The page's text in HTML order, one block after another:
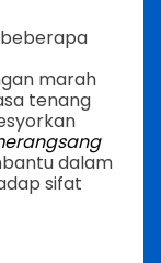
marah
tenang
dalam
sifat